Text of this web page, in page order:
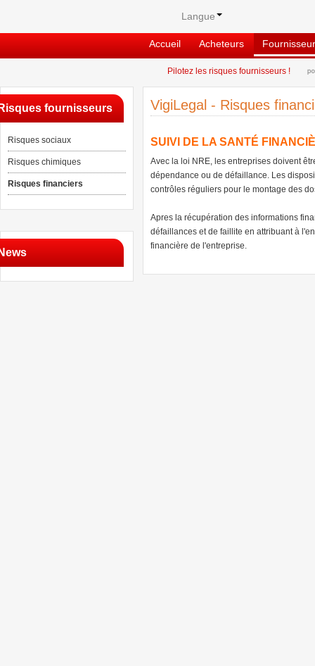
Pilotez les risques fournisseurs !
Langue
Accueil Acheteurs
fournisseurs
Risques sociaux
Risques chimiques
Risques financiers
VigiLegal - Risques
SUIVI DE LA SANTÉ
Avec la loi NRE, les entreprises doivent
dépendance ou de défaillance. Les
contrôles réguliers pour le montage des
Apres la récupération des informations
défaillances et de faillite en attribuant à
financière de l'entreprise.